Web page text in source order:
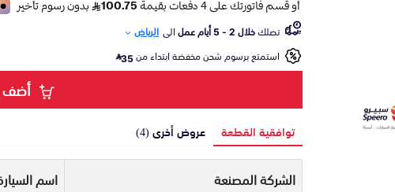
تصلكخلال 2 - 5 أيام عمل الى الرياض
استمتع برسوم شحن مخفضة ابتداء من35
أضف
توافقية القطعة عروض أخرى (4)
الشركة المصنعة اسم